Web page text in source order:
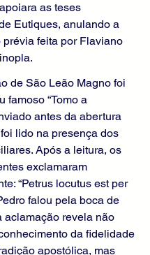
as teses
Eutiques, anulando a
feita por Flaviano
de São Leão Magno foi
famoso “Tomo a
antes da abertura
lido na presença dos
Após a leitura, os
exclamaram
“Petrus locutus est per
falou pela boca de
aclamação revela não
da fidelidade
apostólica, mas